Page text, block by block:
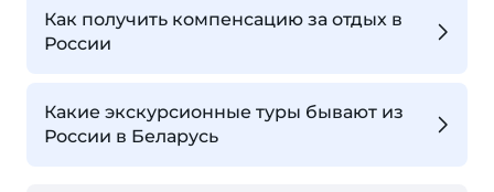
Как получить компенсацию за отдых в
России
Какие экскурсионные туры бывают из
России в Беларусь